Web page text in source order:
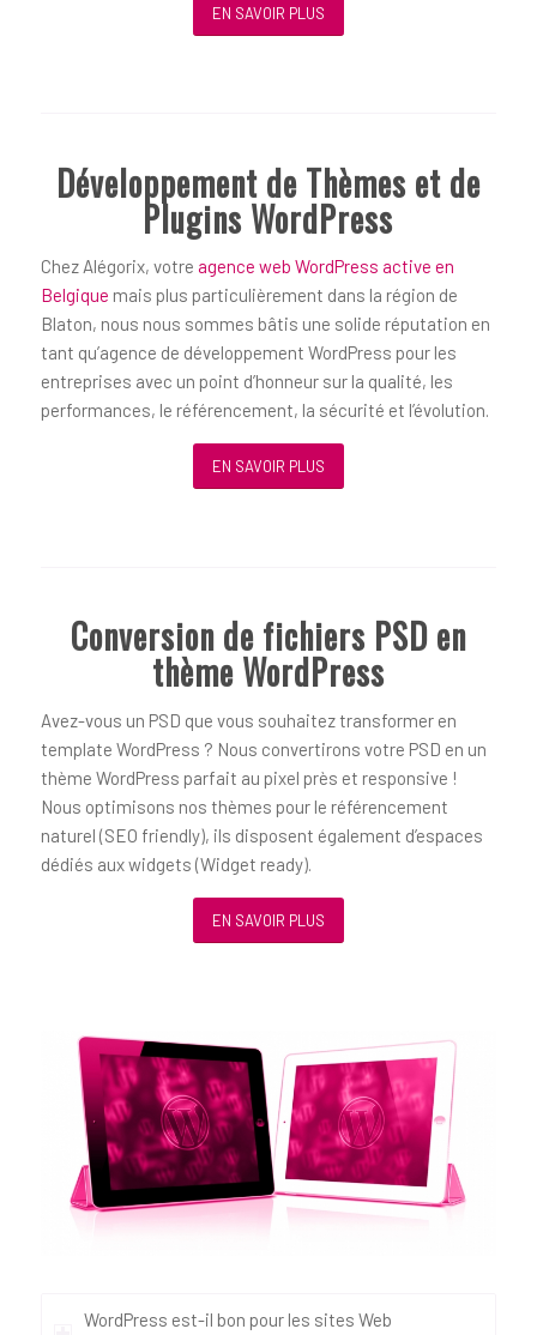
EN SAVOIR PLUS
Développement de Thèmes et de
Plugins WordPress
Chez Alégorix, votre agence web WordPress active en
Belgique mais plus particulièrement dans la région de
Blaton, nous nous sommes bâtis une solide réputation en
tant qu’agence de développement WordPress pour les
entreprises avec un point d’honneur sur la qualité, les
performances, le référencement, la sécurité et l’évolution.
EN SAVOIR PLUS
Conversion de fichiers PSD en
thème WordPress
Avez-vous un PSD que vous souhaitez transformer en
template WordPress ? Nous convertirons votre PSD en un
thème WordPress parfait au pixel près et responsive !
Nous optimisons nos thèmes pour le référencement
naturel (SEO friendly), ils disposent également d’espaces
dédiés aux widgets (Widget ready).
EN SAVOIR PLUS
WordPress est-il bon pour les sites Web